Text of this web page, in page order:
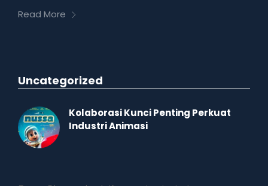
Read More
Uncategorized
Kolaborasi Kunci Penting Perkuat
Industri Animasi